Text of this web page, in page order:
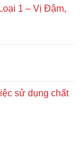
1 – Vị Đậm,
sử dụng chất